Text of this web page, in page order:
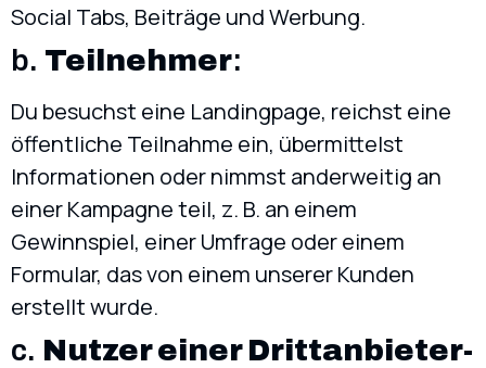
Social Tabs, Beiträge und Werbung.
b. Teilnehmer:
Du besuchst eine Landingpage, reichst eine
öffentliche Teilnahme ein, übermittelst
Informationen oder nimmst anderweitig an
einer Kampagne teil, z. B. an einem
Gewinnspiel, einer Umfrage oder einem
Formular, das von einem unserer Kunden
erstellt wurde.
c. Nutzer einer Drittanbieter-